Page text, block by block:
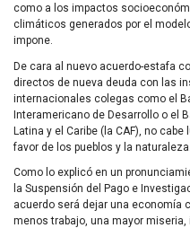
como a los impactos
climáticos generados por el
impone.
De cara al nuevo acuerdo-estafa
directos de nueva deuda con las
internacionales colegas como el
Interamericano de Desarrollo o el
Latina y el Caribe (la CAF), no
favor de los pueblos y la naturaleza.
Como lo explicó en un
la Suspensión del Pago e
acuerdo será dejar una economía
menos trabajo, una mayor